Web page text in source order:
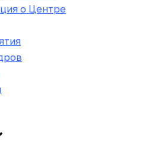
о Центре